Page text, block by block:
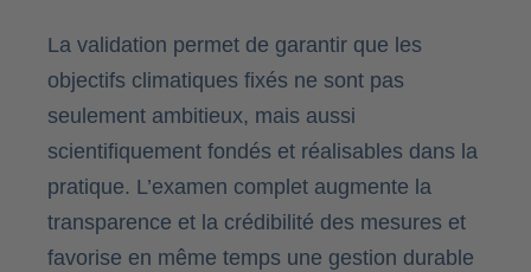
La validation permet de garantir que les
objectifs climatiques fixés ne sont pas
seulement ambitieux, mais aussi
scientifiquement fondés et réalisables dans la
pratique. L’examen complet augmente la
transparence et la crédibilité des mesures et
favorise en même temps une gestion durable